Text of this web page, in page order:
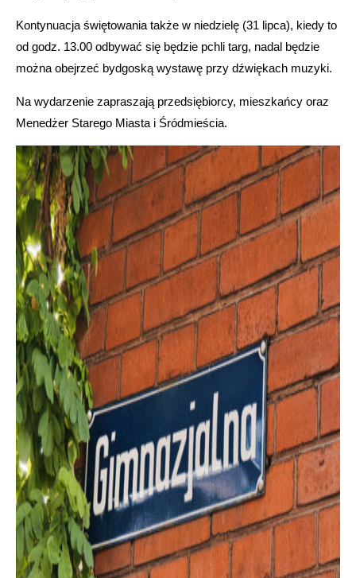
Kontynuacja świętowania także w niedzielę (31 lipca), kiedy to
od godz. 13.00 odbywać się będzie pchli targ, nadal będzie
można obejrzeć bydgoską wystawę przy dźwiękach muzyki.
Na wydarzenie zapraszają przedsiębiorcy, mieszkańcy oraz
Menedżer Starego Miasta i Śródmieścia.